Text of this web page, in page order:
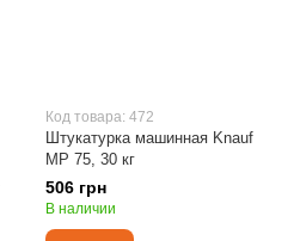
Код товара: 472
Штукатурка машинная Knauf
МP 75, 30 кг
506 грн
В наличии